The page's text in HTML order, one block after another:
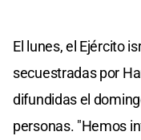
El lunes, el Ejército
secuestradas por
difundidas el
personas. "Hemos